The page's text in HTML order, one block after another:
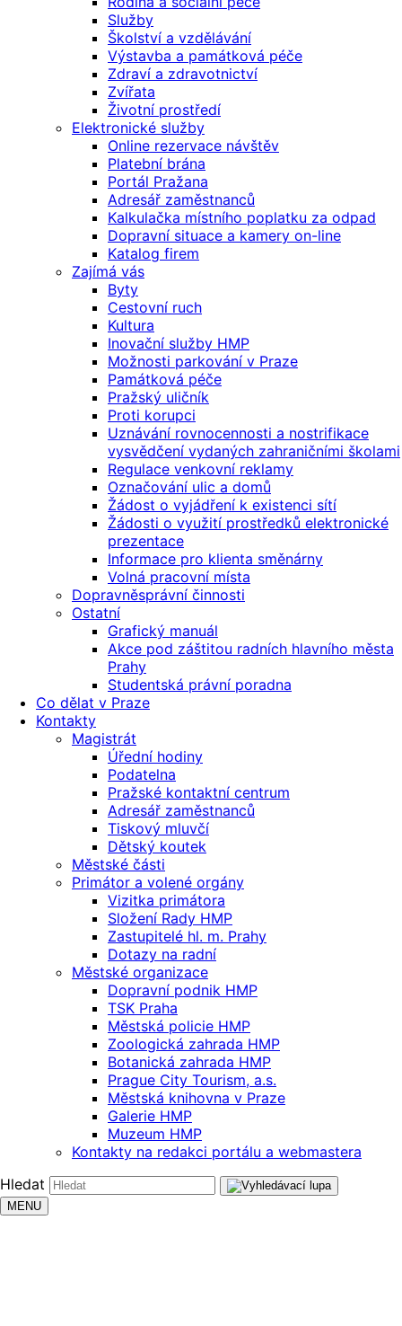
Služby
Školství a vzdělávání
Výstavba a památková péče
Zdraví a zdravotnictví
Zvířata
Životní prostředí
Elektronické služby
Online rezervace návštěv
Platební brána
Portál Pražana
Adresář zaměstnanců
Kalkulačka místního poplatku za odpad
Dopravní situace a kamery on-line
Katalog firem
Zajímá vás
Byty
Cestovní ruch
Kultura
Inovační služby HMP
Možnosti parkování v Praze
Památková péče
Pražský uličník
Proti korupci
Uznávání rovnocennosti a nostrifikace
vysvědčení vydaných zahraničními školami
Regulace venkovní reklamy
Označování ulic a domů
Žádost o vyjádření k existenci sítí
Žádosti o využití prostředků elektronické
prezentace
Informace pro klienta směnárny
Volná pracovní místa
Dopravněsprávní činnosti
Ostatní
Grafický manuál
Akce pod záštitou radních hlavního města
Prahy
Studentská právní poradna
Co dělat v Praze
Kontakty
Magistrát
Úřední hodiny
Podatelna
Pražské kontaktní centrum
Adresář zaměstnanců
Tiskový mluvčí
Dětský koutek
Městské části
Primátor a volené orgány
Vizitka primátora
Složení Rady HMP
Zastupitelé hl. m. Prahy
Dotazy na radní
Městské organizace
Dopravní podnik HMP
TSK Praha
Městská policie HMP
Zoologická zahrada HMP
Botanická zahrada HMP
Prague City Tourism, a.s.
Městská knihovna v Praze
Galerie HMP
Muzeum HMP
Kontakty na redakci portálu a webmastera
Hledat
MENU